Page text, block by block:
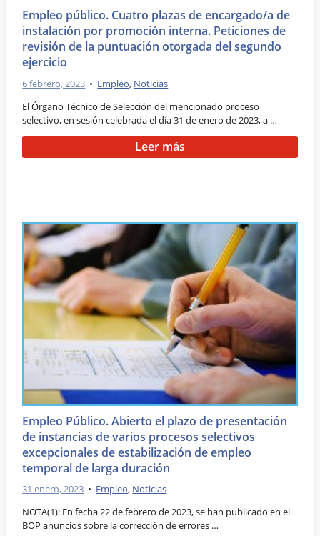
Empleo público. Cuatro plazas de encargado/a de
instalación por promoción interna. Peticiones de
revisión de la puntuación otorgada del segundo
ejercicio
6 febrero, 2023 • Empleo, Noticias
El Órgano Técnico de Selección del mencionado proceso
selectivo, en sesión celebrada el día 31 de enero de 2023, a …
Leer más
Empleo Público. Abierto el plazo de presentación
de instancias de varios procesos selectivos
excepcionales de estabilización de empleo
temporal de larga duración
31 enero, 2023 • Empleo, Noticias
NOTA(1): En fecha 22 de febrero de 2023, se han publicado en el
BOP anuncios sobre la corrección de errores …